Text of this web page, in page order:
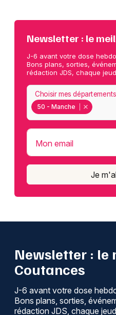
Newsletter : le
J-6 avant votre dose
Bons plans, sorties,
rédaction JDS, chaque
50 - Manche
Choisir mes départements
Mon email
Je
Newsletter : le
Coutances
J-6 avant votre dose
Bons plans, sorties,
rédaction JDS, chaque